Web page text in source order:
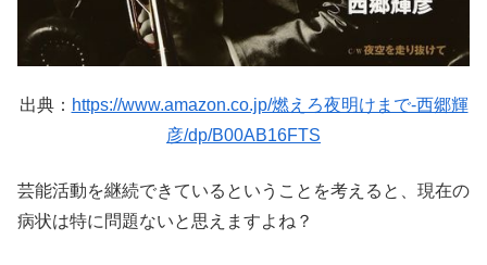
出典： https://www.amazon.co.jp/燃えろ夜明けまで-西郷輝
彦/dp/B00AB16FTS
芸能活動を継続できているということを考えると、現在の
病状は特に問題ないと思えますよね？